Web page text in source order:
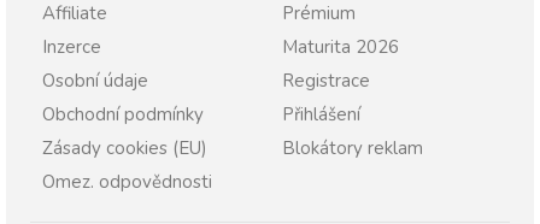
Affiliate
Inzerce
Osobní údaje
Obchodní podmínky
Zásady cookies (EU)
Omez. odpovědnosti
Prémium
Maturita 2026
Registrace
Přihlášení
Blokátory reklam